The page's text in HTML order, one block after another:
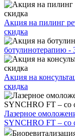
Акция на пилинг
скидка
ботулинотерапию -
Акция на
скидка
Лазерное
SYNCHRO FT – со